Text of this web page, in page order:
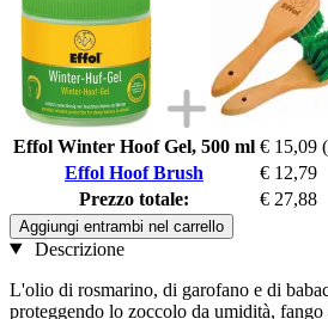
Effol Winter Hoof Gel, 500 ml € 15,09
Effol Hoof Brush
€ 12,79
Prezzo totale:
€ 27,88
Aggiungi entrambi nel carrello
Descrizione
L'olio di rosmarino, di garofano e di
proteggendo lo zoccolo da umidità, fango